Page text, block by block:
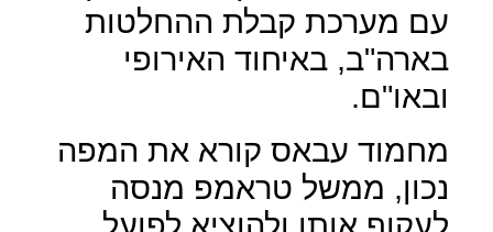
עם מערכת קבלת ההחלטות
בארה"ב, באיחוד האירופי
ובאו"ם.
מחמוד עבאס קורא את המפה
נכון, ממשל טראמפ מנסה
לעקוף אותו ולהוציא לפועל